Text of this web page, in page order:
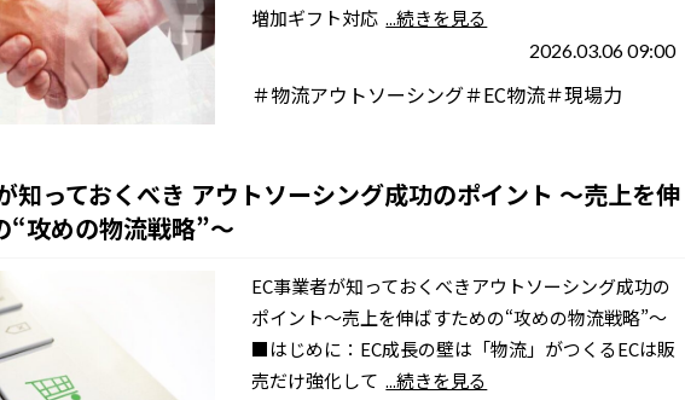
増加ギフト対応...続きを見る
2026.03.06 09:00
＃物流アウトソーシング＃EC物流＃現場力
知っておくべき アウトソーシング成功のポイント 〜売上を伸
“攻めの物流戦略”〜
EC事業者が知っておくべきアウトソーシング成功の
ポイント〜売上を伸ばすための“攻めの物流戦略”〜
■はじめに：EC成長の壁は「物流」がつくるECは販
売だけ強化して...続きを見る